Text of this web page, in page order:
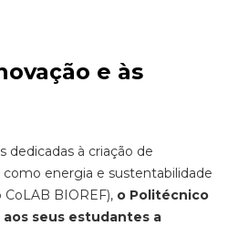
e às
dedicadas à criação de
energia e sustentabilidade
BIOREF), o Politécnico
seus estudantes a